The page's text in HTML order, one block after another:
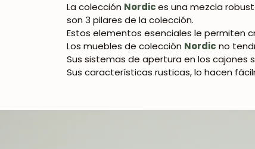
La colección Nordices una mezcla
son 3 pilares de la colección.
Estos elementos esenciales le permiten
Los muebles de colección Nordic no
Sus sistemas de apertura en los cajones
Sus características rusticas, lo hacen